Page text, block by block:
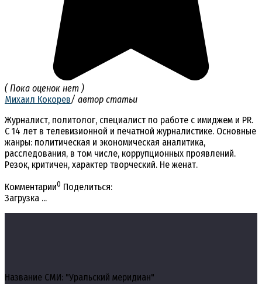
( Пока оценок нет )
Михаил Кокорев/ автор статьи
Журналист, политолог, специалист по работе с имиджем и PR.
С 14 лет в телевизионной и печатной журналистике. Основные
жанры: политическая и экономическая аналитика,
расследования, в том числе, коррупционных проявлений.
Резок, критичен, характер творческий. Не женат.
Комментарии0 Поделиться:
Загрузка ...
Название СМИ: "Уральский меридиан"